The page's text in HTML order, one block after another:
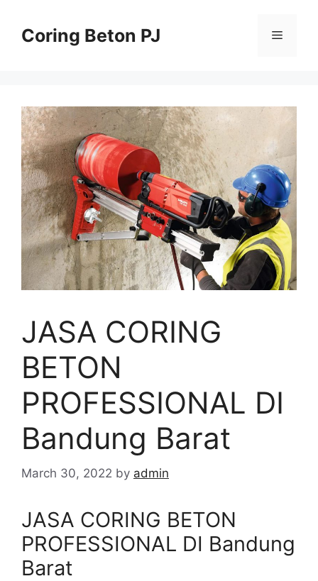
contentCoring Beton PJ Menu
JASA CORING
BETON
PROFESSIONAL DI
Bandung Barat
March 30, 2022 by admin
JASA CORING BETON
PROFESSIONAL DI Bandung
Barat